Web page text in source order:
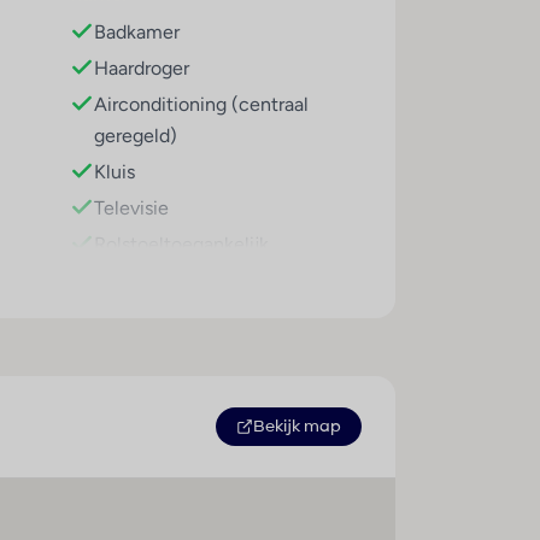
Verfrissende drankjes aan
stelt het verblijf snacks
Badkamer
Haardroger
Airconditioning (centraal
geregeld)
Kluis
Televisie
Bekijk map